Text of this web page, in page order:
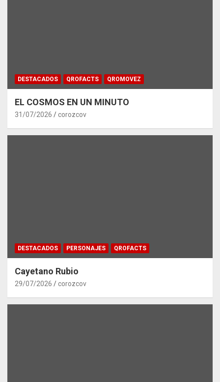
DESTACADOS QROFACTS QROMOVEZ
EL COSMOS EN UN MINUTO
31/07/2026 corozcov
DESTACADOS PERSONAJES QROFACTS
Cayetano Rubio
29/07/2026 corozcov